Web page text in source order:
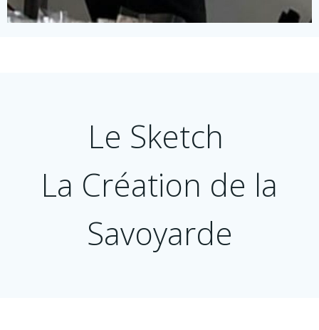
Le Sketch
La Création de la
Savoyarde